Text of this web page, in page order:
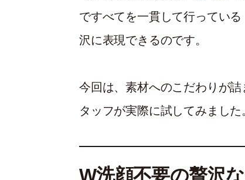
ですべてを一貫して行ってい
沢に表現できるのです。
今回は、素材へのこだわりが
タッフが実際に試してみました
W洗顔不要の贅沢